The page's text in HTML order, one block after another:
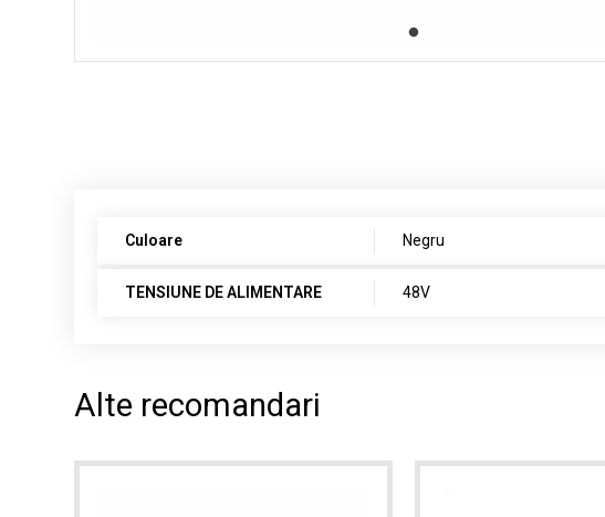
Culoare Negru
TENSIUNE DE ALIMENTARE 48V
Alte recomandari